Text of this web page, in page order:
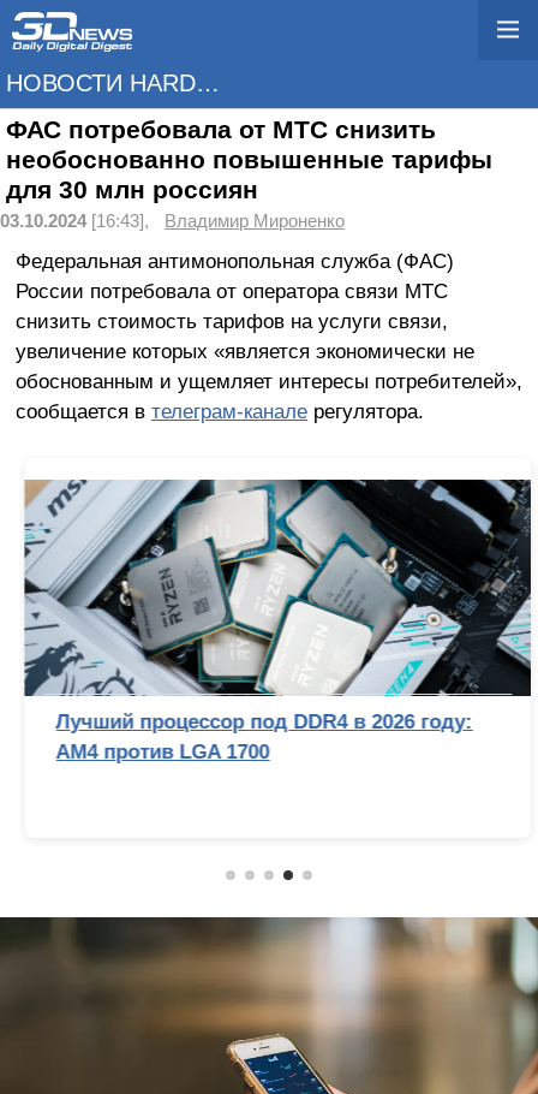
НОВОСТИ HARDWARE
ФАС потребовала от МТС снизить
необоснованно повышенные тарифы
для 30 млн россиян
03.10.2024[16:43], Владимир Мироненко
Федеральная антимонопольная служба (ФАС)
России потребовала от оператора связи МТС
снизить стоимость тарифов на услуги связи,
увеличение которых «является экономически не
обоснованным и ущемляет интересы потребителей»,
сообщается в телеграм-каналерегулятора.
Лучший процессор под DDR4 в 2026 году:
AM4 против LGA 1700